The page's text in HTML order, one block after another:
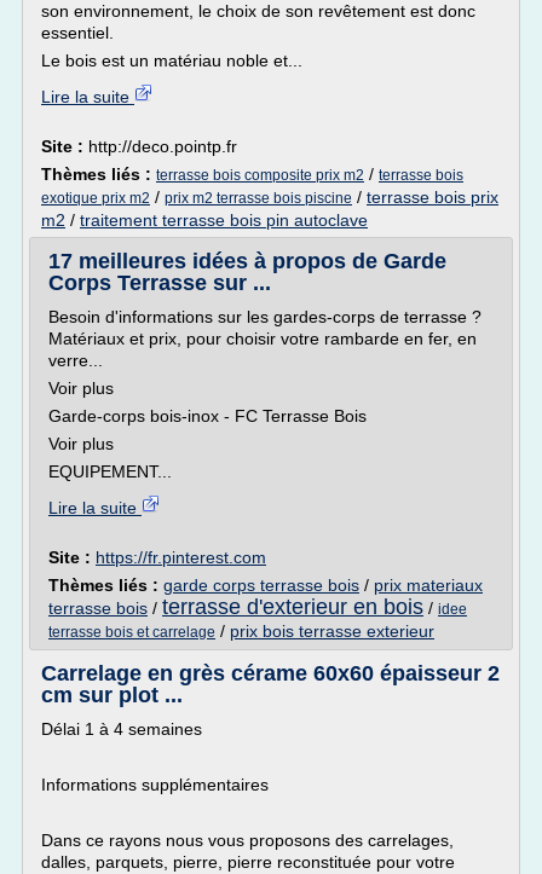
son environnement, le choix de son revêtement est donc
essentiel.
Le bois est un matériau noble et...
Lire la suite
Site : http://deco.pointp.fr
Thèmes liés : terrasse bois composite prix m2 / terrasse bois
exotique prix m2 / prix m2 terrasse bois piscine / terrasse bois prix
m2 / traitement terrasse bois pin autoclave
17 meilleures idées à propos de Garde
Corps Terrasse sur ...
Besoin d'informations sur les gardes-corps de terrasse ?
Matériaux et prix, pour choisir votre rambarde en fer, en
verre...
Voir plus
Garde-corps bois-inox - FC Terrasse Bois
Voir plus
EQUIPEMENT...
Lire la suite
Site : https://fr.pinterest.com
Thèmes liés : garde corps terrasse bois / prix materiaux
terrasse bois / terrasse d'exterieur en bois / idee
terrasse bois et carrelage / prix bois terrasse exterieur
Carrelage en grès cérame 60x60 épaisseur 2
cm sur plot ...
Délai 1 à 4 semaines
Informations supplémentaires
Dans ce rayons nous vous proposons des carrelages,
dalles, parquets, pierre, pierre reconstituée pour votre